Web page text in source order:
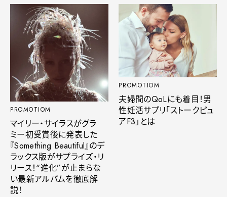
PROMOTIOM
マイリー・サイラスがグラ
ミー初受賞後に発表した
『Something Beautiful』のデ
ラックス版がサプライズ・リ
リース！“進化”が止まらな
い最新アルバムを徹底解
説！
PROMOTIOM
夫婦間のQoLにも着目！男
性妊活サプリ「ストークピュ
アF3」とは